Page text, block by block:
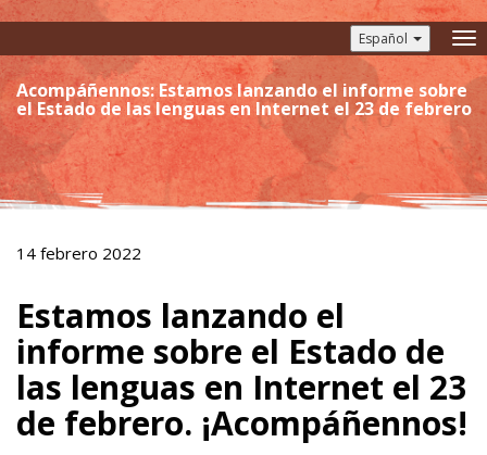
Acompáñennos: Estamos lanzando el informe sobre
el Estado de las lenguas en Internet el 23 de febrero
Español
14 febrero 2022
Estamos lanzando el
informe sobre el Estado de
las lenguas en Internet el 23
de febrero. ¡Acompáñennos!